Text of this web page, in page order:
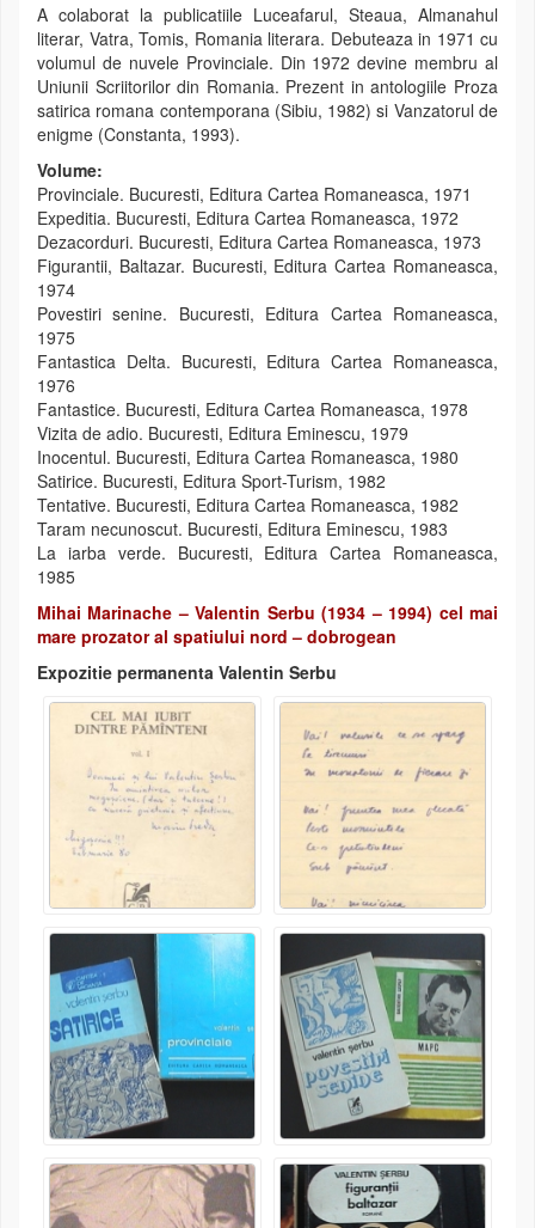
A colaborat la publicatiile Luceafarul, Steaua, Almanahul
literar, Vatra, Tomis, Romania literara. Debuteaza in 1971 cu
volumul de nuvele Provinciale. Din 1972 devine membru al
Uniunii Scriitorilor din Romania. Prezent in antologiile Proza
satirica romana contemporana (Sibiu, 1982) si Vanzatorul de
enigme (Constanta, 1993).
Volume:
Provinciale. Bucuresti, Editura Cartea Romaneasca, 1971
Expeditia. Bucuresti, Editura Cartea Romaneasca, 1972
Dezacorduri. Bucuresti, Editura Cartea Romaneasca, 1973
Figurantii, Baltazar. Bucuresti, Editura Cartea Romaneasca,
1974
Povestiri senine. Bucuresti, Editura Cartea Romaneasca,
1975
Fantastica Delta. Bucuresti, Editura Cartea Romaneasca,
1976
Fantastice. Bucuresti, Editura Cartea Romaneasca, 1978
Vizita de adio. Bucuresti, Editura Eminescu, 1979
Inocentul. Bucuresti, Editura Cartea Romaneasca, 1980
Satirice. Bucuresti, Editura Sport-Turism, 1982
Tentative. Bucuresti, Editura Cartea Romaneasca, 1982
Taram necunoscut. Bucuresti, Editura Eminescu, 1983
La iarba verde. Bucuresti, Editura Cartea Romaneasca,
1985
Mihai Marinache – Valentin Serbu (1934 – 1994) cel mai
mare prozator al spatiului nord – dobrogean
Expozitie permanenta Valentin Serbu